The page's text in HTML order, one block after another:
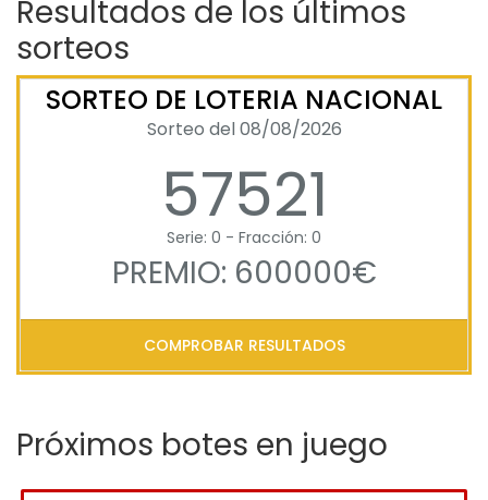
Resultados de los últimos
sorteos
SORTEO DE LOTERIA NACIONAL
Sorteo del 08/08/2026
57521
Serie: 0 - Fracción: 0
PREMIO: 600000€
COMPROBAR RESULTADOS
Próximos botes en juego